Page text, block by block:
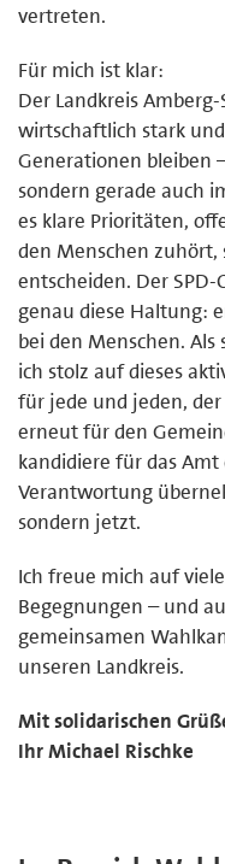
vertreten.
Für mich ist klar:
Der Landkreis
wirtschaftlich stark
Generationen bleiben
sondern gerade auch
es klare Prioritäten,
den Menschen
entscheiden. Der
genau diese Haltung:
bei den Menschen.
ich stolz auf dieses
für jede und jeden,
erneut für den
kandidiere für das Amt
Verantwortung
sondern jetzt.
Ich freue mich auf
Begegnungen – und
gemeinsamen
unseren Landkreis.
Mit solidarischen
Ihr Michael Rischke